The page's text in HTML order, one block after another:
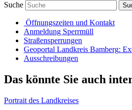
Suche
Öffnungszeiten und Kontakt
Anmeldung Sperrmüll
Straßensperrungen
Geoportal Landkreis Bamberg:
Ausschreibungen
Das könnte Sie auch
Portrait des Landkreises